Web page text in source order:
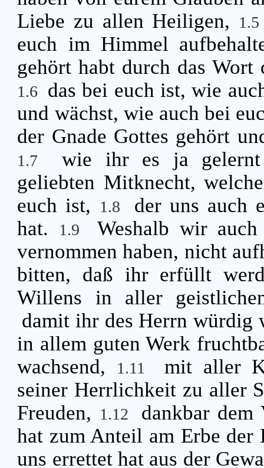
Liebe zu allen Heiligen,
euch im Himmel
gehört habt durch das Wort
1.6 das bei euch ist, wie
und wächst, wie auch bei
der Gnade Gottes gehört
1.7
wie ihr es ja gelernt
geliebten Mitknecht,
euch ist,
1.8
der uns auch
hat.
1.9
Weshalb wir
vernommen haben, nicht
bitten, daß ihr erfüllt
Willens in aller
damit ihr des Herrn würdig
in allem guten Werk
wachsend,
1.11
mit aller
seiner Herrlichkeit zu aller
Freuden, 1.12
dankbar dem
hat zum Anteil am Erbe
uns errettet hat aus der